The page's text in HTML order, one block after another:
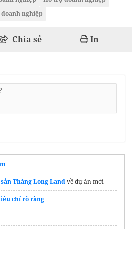
doanh nghiệp
Chia sẻ In
Thăng Long Landvề dự án mới
chí rõ ràng